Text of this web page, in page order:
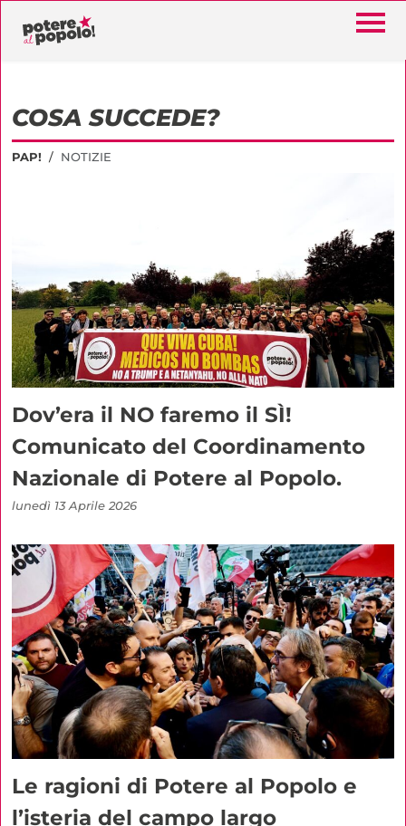
COSA SUCCEDE?
PAP! NOTIZIE
Dov’era il NO faremo il SÌ!
Comunicato del Coordinamento
Nazionale di Potere al Popolo.
lunedì 13 Aprile 2026
Le ragioni di Potere al Popolo e
l’isteria del campo largo